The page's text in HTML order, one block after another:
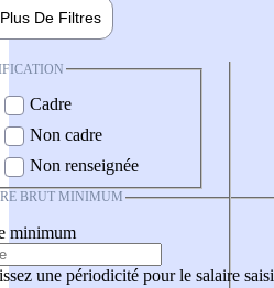
Plus De Filtres
Cadre
Non cadre
Non renseignée
BRUT MINIMUM
minimum
une périodicité pour le salaire saisi